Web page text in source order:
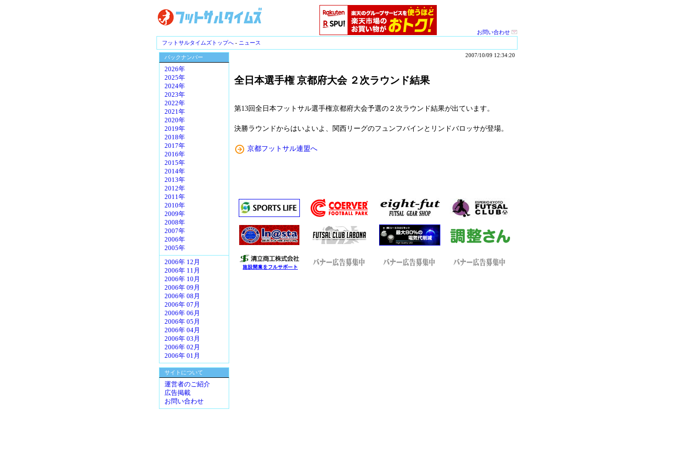
お問い合わせ
フットサルタイムズトップへ - ニュース
バックナンバー
2026年
2025年
2024年
2023年
2022年
2021年
2020年
2019年
2018年
2017年
2016年
2015年
2014年
2013年
2012年
2011年
2010年
2009年
2008年
2007年
2006年
2005年
2006年 12月
2006年 11月
2006年 10月
2006年 09月
2006年 08月
2006年 07月
2006年 06月
2006年 05月
2006年 04月
2006年 03月
2006年 02月
2006年 01月
サイトについて
運営者のご紹介
広告掲載
お問い合わせ
2007/10/09 12:34:20
全日本選手権 京都府大会 ２次ラウンド結果
第13回全日本フットサル選手権京都府大会予選の２次ラウンド結果が出ています。
決勝ラウンドからはいよいよ、関西リーグのフュンフバインとリンドバロッサが登場。
京都フットサル連盟へ